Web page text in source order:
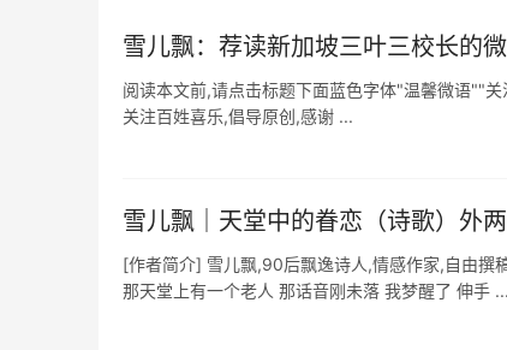
雪儿飘：荐读新加坡三叶三校长的
阅读本文前,请点击标题下面蓝色字体"温馨微语""
关注百姓喜乐,倡导原创,感谢 ...
雪儿飘｜天堂中的眷恋（诗歌）外
[作者简介] 雪儿飘,90后飘逸诗人,情感作家,自由撰
那天堂上有一个老人 那话音刚未落 我梦醒了 伸手 ...